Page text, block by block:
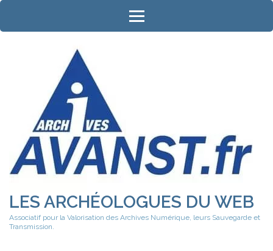
Aller
contenu
LES ARCHÉOLOGUES DU WEB
Associatif pour la Valorisation des Archives Numérique, leurs Sauvegarde et
Transmission.